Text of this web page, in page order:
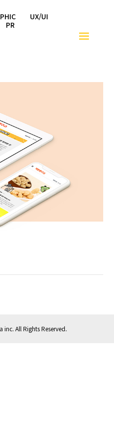
UX/UI
PR티
inc. All Rights Reserved.